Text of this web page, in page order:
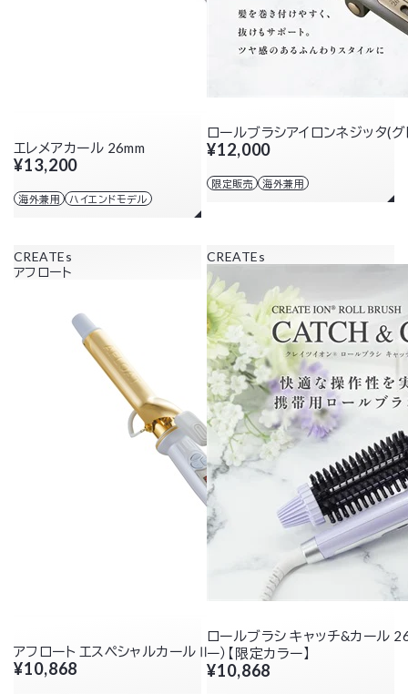
エレメアカール 26mm
¥13,200
海外兼用 ハイエンドモデル
ロールブラシアイロンネジッタ(
¥12,000
限定販売 海外兼用
CREATEs
アフロート
アフロート エスペシャルカールⅡ 26mm
¥10,868
CREATEs
ロールブラシ キャッチ&カール
ー）【限定カラー】
¥10,868